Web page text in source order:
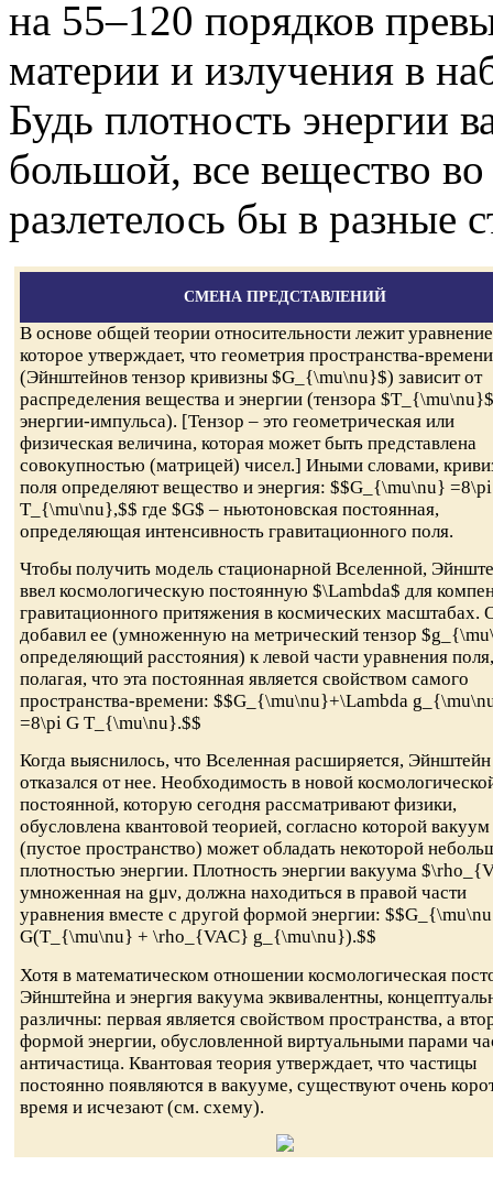
на 55–120 порядков
материи и излучения в
Будь плотность энергии
большой, все вещество
разлетелось бы в разные
СМЕНА ПРЕДСТАВЛЕНИЙ
В основе общей теории относительности лежит
которое утверждает, что геометрия пространства-времени
(Эйнштейнов тензор кривизны $G_{\mu\nu}$) зависит от
распределения вещества и энергии (тензора $T_{\mu\nu}$
энергии-импульса). [Тензор – это геометрическая или
физическая величина, которая может быть представлена
совокупностью (матрицей) чисел.] Иными словами,
поля определяют вещество и энергия: $$G_{\mu\nu}
T_{\mu\nu},$$ где $G$ – ньютоновская постоянная,
определяющая интенсивность гравитационного поля.
Чтобы получить модель стационарной Вселенной,
ввел космологическую постоянную $\Lambda$ для
гравитационного притяжения в космических масштабах.
добавил ее (умноженную на метрический тензор
определяющий расстояния) к левой части уравнения поля,
полагая, что эта постоянная является свойством самого
пространства-времени: $$G_{\mu\nu}+\Lambda
=8\pi G T_{\mu\nu}.$$
Когда выяснилось, что Вселенная расширяется, Эйнштейн
отказался от нее. Необходимость в новой
постоянной, которую сегодня рассматривают физики,
обусловлена квантовой теорией, согласно которой вакуум
(пустое пространство) может обладать некоторой
плотностью энергии. Плотность энергии вакуума
умноженная на gμν, должна находиться в правой части
уравнения вместе с другой формой энергии:
G(T_{\mu\nu} + \rho_{VAC} g_{\mu\nu}).$$
Хотя в математическом отношении космологическая
Эйнштейна и энергия вакуума эквивалентны,
различны: первая является свойством пространства, а
формой энергии, обусловленной виртуальными парами
античастица. Квантовая теория утверждает, что частицы
постоянно появляются в вакууме, существуют очень
время и исчезают (см. схему).